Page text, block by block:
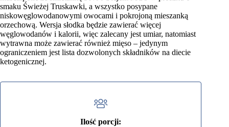
smaku Świeżej Truskawki, a wszystko posypane
niskowęglowodanowymi owocami i pokrojoną mieszanką
orzechową. Wersja słodka będzie zawierać więcej
węglowodanów i kalorii, więc zalecany jest umiar, natomiast
wytrawna może zawierać również mięso – jedynym
ograniczeniem jest lista dozwolonych składników na diecie
ketogenicznej.
Ilość porcji: